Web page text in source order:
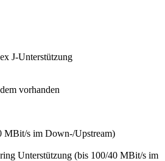
J-Unterstützung
vorhanden
s im Down-/Upstream)
Unterstützung (bis 100/40 MBit/s im